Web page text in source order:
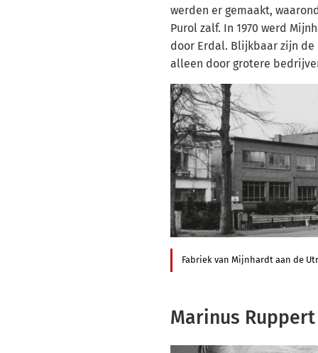
werden er gemaakt,
Purol zalf. In 1970 werd
door Erdal. Blijkbaar zijn de
alleen door grotere
Fabriek van Mijnhardt aan de
Marinus Ruppert